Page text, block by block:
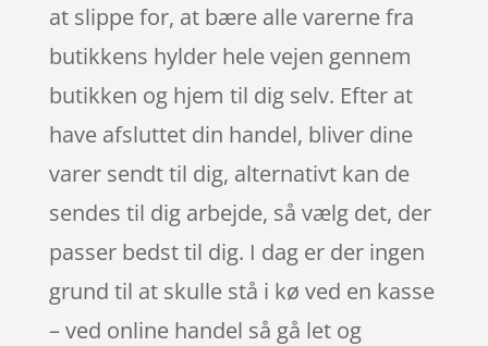
at slippe for, at bære alle varerne fra
butikkens hylder hele vejen gennem
butikken og hjem til dig selv. Efter at
have afsluttet din handel, bliver dine
varer sendt til dig, alternativt kan de
sendes til dig arbejde, så vælg det, der
passer bedst til dig. I dag er der ingen
grund til at skulle stå i kø ved en kasse
– ved online handel så gå let og